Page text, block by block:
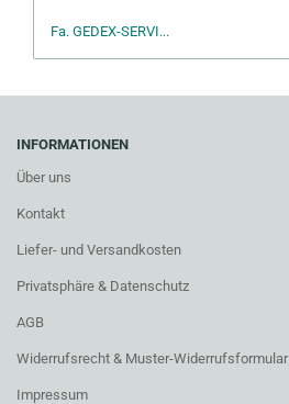
Fa. GEDEX-SERVI...
INFORMATIONEN
Über uns
Kontakt
Liefer- und Versandkosten
Privatsphäre & Datenschutz
AGB
Widerrufsrecht & Muster-Widerrufsformular
Impressum